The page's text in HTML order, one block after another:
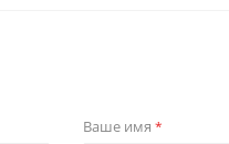
Ваше имя *